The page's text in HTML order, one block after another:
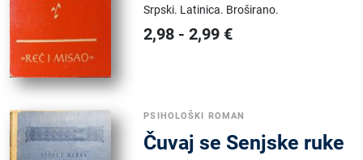
Srpski. Latinica. Broširano.
2,98 -2,99 €
PSIHOLOŠKI ROMAN
Čuvaj se Senjske ruke